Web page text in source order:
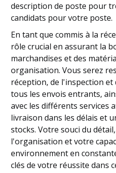
description de poste pour
candidats pour votre poste.
En tant que commis à la
rôle crucial en assurant la
marchandises et des
organisation. Vous serez
réception, de l'inspection et
tous les envois entrants,
avec les différents services
livraison dans les délais et
stocks. Votre souci du
l'organisation et votre
environnement en
clés de votre réussite dans